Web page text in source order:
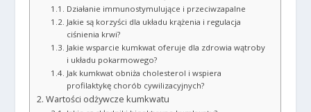
Działanie immunostymulujące i przeciwzapalne
Jakie są korzyści dla układu krążenia i regulacja
ciśnienia krwi?
Jakie wsparcie kumkwat oferuje dla zdrowia wątroby
i układu pokarmowego?
Jak kumkwat obniża cholesterol i wspiera
profilaktykę chorób cywilizacyjnych?
Wartości odżywcze kumkwatu